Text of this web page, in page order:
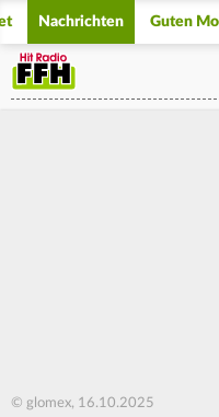
Nachrichten Guten
© glomex, 16.10.2025